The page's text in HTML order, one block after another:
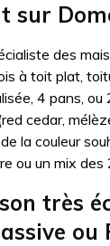
sur
des
à toit plat,
4 pans, ou
cedar,
la couleur
ou un mix des
très
ou